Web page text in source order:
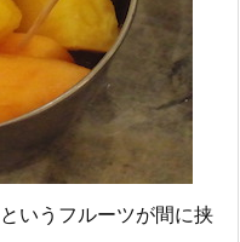
というフルーツが間に挟